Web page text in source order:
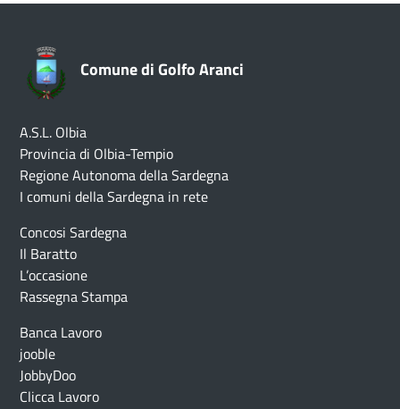
Comune di Golfo Aranci
A.S.L. Olbia
Provincia di Olbia-Tempio
Regione Autonoma della Sardegna
I comuni della Sardegna in rete
Concosi Sardegna
Il Baratto
L’occasione
Rassegna Stampa
Banca Lavoro
jooble
JobbyDoo
Clicca Lavoro